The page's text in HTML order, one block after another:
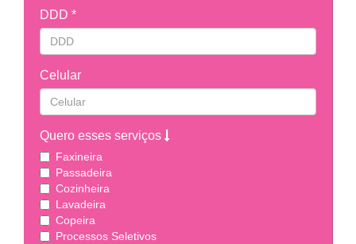
DDD *
Celular
Quero esses serviços
Faxineira
Passadeira
Cozinheira
Lavadeira
Copeira
Processos Seletivos